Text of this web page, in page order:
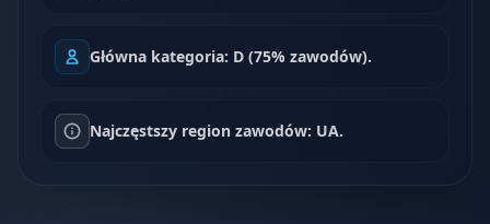
Główna kategoria: D (75% zawodów).
Najczęstszy region zawodów: UA.